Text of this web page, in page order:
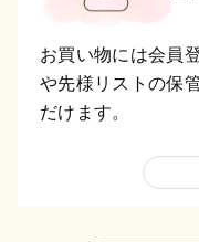
お買い物には会員
や先様リストの保
だけます。